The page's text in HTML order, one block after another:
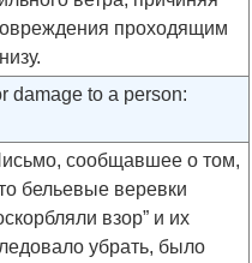
проходящим
damage to a person:
сообщавшее о том,
бельевые веревки
взор” и их
убрать, было